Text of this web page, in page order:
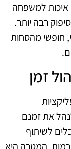
איכות למשפחה
רבה יותר.
חופשי מהסחות
זמן
את זמנם
לשיתוף